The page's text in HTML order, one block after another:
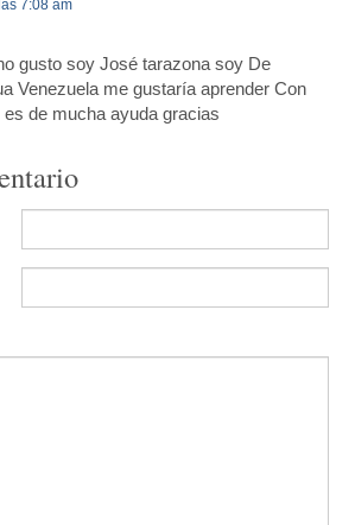
7:08 am
gusto soy José tarazona soy De
Venezuela me gustaría aprender Con
de mucha ayuda gracias